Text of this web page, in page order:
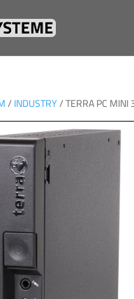
/ INDUSTRY/ TERRA PC MINI